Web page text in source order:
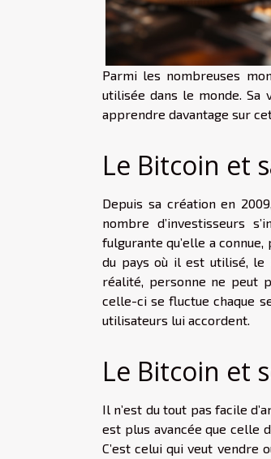
Parmi les nombreuses
utilisée dans le monde. Sa
apprendre davantage sur
Le Bitcoin et
Depuis sa création en
nombre d’investisseurs
fulgurante qu’elle a connue,
du pays où il est utilisé, le
réalité, personne ne peut
celle-ci se fluctue chaque
utilisateurs lui accordent.
Le Bitcoin et
Il n’est du tout pas facile
est plus avancée que celle
C’est celui qui veut